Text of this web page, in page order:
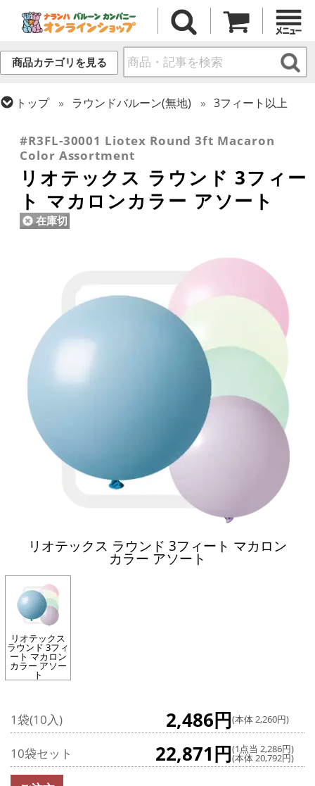
商品カテゴリを見る
トップ ラウンドバルーン(無地)
3フィート以上
#R3FL-30001 Liotex Round 3ft Macaron
Color Assortment
リオテックス ラウンド 3フィー
ト マカロンカラー アソート
在庫切
リオテックス ラウンド 3フィート マカロン
カラー アソート
リオテックス
ラウンド 3フィ
ート マカロン
カラー アソー
ト
1袋(10入) 2,486円(本体 2,260円)
10袋セット 22,871円(1点当 2,286円)
(本体 20,792円)